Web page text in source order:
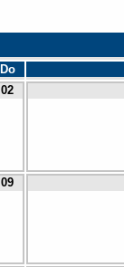
Do
02
09